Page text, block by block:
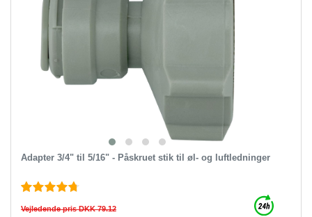
Adapter 3/4" til 5/16" - Påskruet stik til øl- og luftledninger
Vejledende pris DKK 79.12